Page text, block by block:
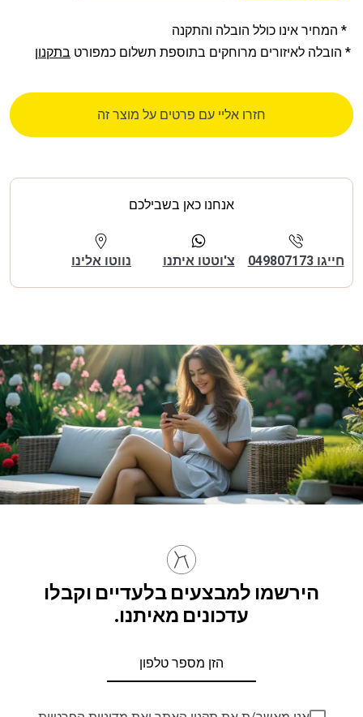
* המחיר אינו כולל הובלה והתקנה
* הובלה לאיזורים מרוחקים בתוספת תשלום כמפורט בתקנון
חזרו אליי עם פרטים על מוצר זה
אנחנו כאן בשבילכם
חייגו 049807173 צ'וטטו איתנו נווטו אלינו
הירשמו למבצעים בלעדיים וקבלו
עדכונים מאיתנו.